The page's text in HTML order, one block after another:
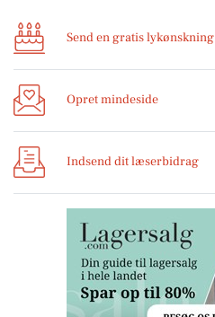
Send en gratis lykønskning
Opret mindeside
Indsend dit læserbidrag